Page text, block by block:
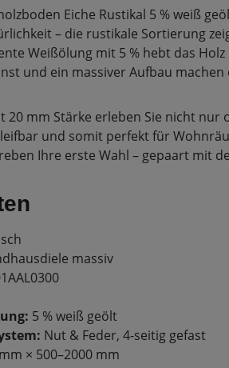
Eiche Rustikal 5 % weiß
– die rustikale Sortierung
Weißölung mit 5 % hebt das
und ein massiver Aufbau
20 mm Stärke erleben Sie nicht
und somit perfekt für
Ihre erste Wahl – gepaart mit
massiv
5 % weiß geölt
Nut & Feder, 4-seitig gefast
× 500–2000 mm